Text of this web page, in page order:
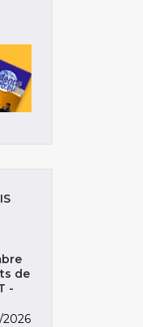
de
-